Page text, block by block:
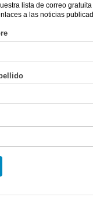
lista de correo
a las noticias